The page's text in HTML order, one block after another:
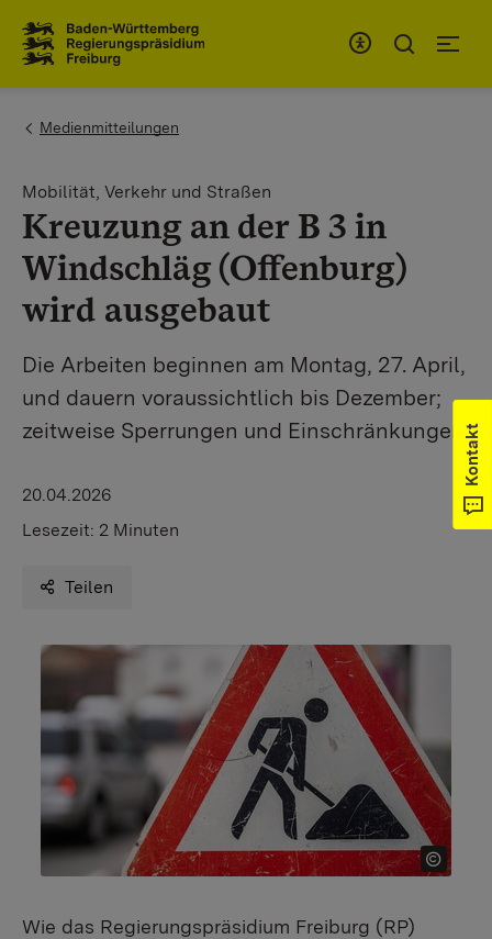
You are here:
Medienmitteilungen
Mobilität, Verkehr und Straßen
Kreuzung an der B 3 in
Windschläg (Offenburg)
wird ausgebaut
Die Arbeiten beginnen am Montag, 27. April,
und dauern voraussichtlich bis Dezember;
zeitweise Sperrungen und Einschränkungen
20.04.2026
Lesezeit: 2 Minuten
Teilen
Wie das Regierungspräsidium Freiburg (RP)
Kontakt